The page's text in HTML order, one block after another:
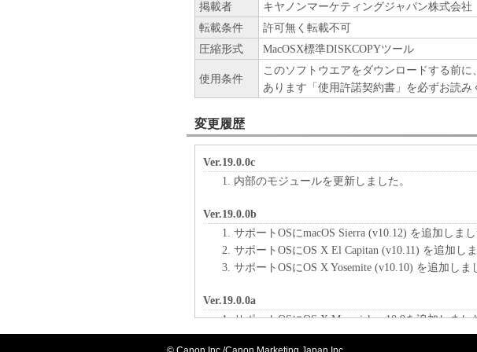
掲載者
キヤノンマーケティングジャパン株式会社
転載条件
許可無く転載不可
圧縮形式
MacOSX標準DISKCOPYツール
使用条件
このソフトウエアをダウンロードする前に
あります「使用許諾契約書」を必ずお読み
変更履歴
Ver.19.0.0c
内部のモジュールを更新しました。
Ver.19.0.0b
サポートOSにmacOS Sierra (v10.12) を追加しまし
サポートOSにOS X El Capitan (v10.11) を追加しま
サポートOSにOS X Yosemite (v10.10) を追加しま
Ver.19.0.0a
サポートOSにOS X Mavericks v10.9を追加しまし
新規リリース